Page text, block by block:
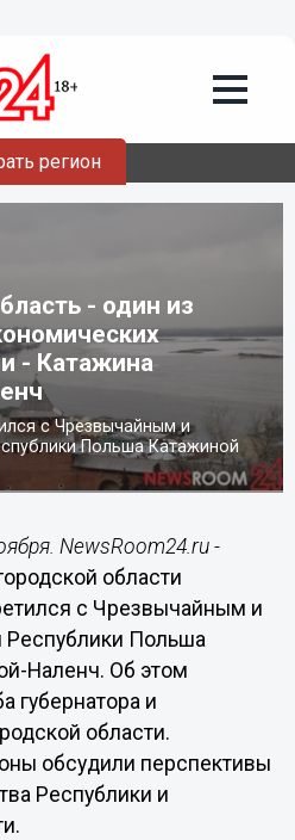
регион
- один из
- Катажина
с Чрезвычайным и
Польша Катажиной
NewsRoom24.ru -
области
с Чрезвычайным и
Польша
Наленч. Об этом
губернатора и
области.
обсудили перспективы
Республики и